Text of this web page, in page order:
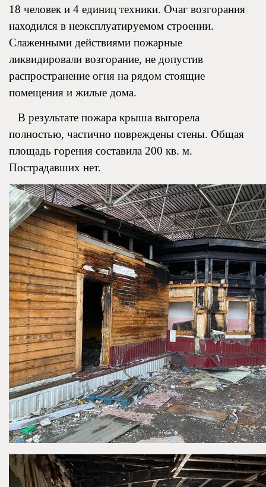
18 человек и 4 единиц техники. Очаг возгорания
находился в неэксплуатируемом строении.
Слаженными действиями пожарные
ликвидировали возгорание, не допустив
распространение огня на рядом стоящие
помещения и жилые дома.
В результате пожара крыша выгорела
полностью, частично повреждены стены. Общая
площадь горения составила 200 кв. м.
Пострадавших нет.